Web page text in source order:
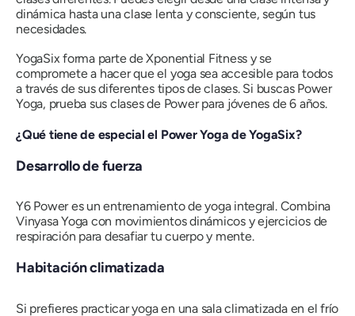
dinámica hasta una clase lenta y consciente, según tus
necesidades.
YogaSix forma parte de Xponential Fitness y se
compromete a hacer que el yoga sea accesible para todos
a través de sus diferentes tipos de clases. Si buscas Power
Yoga, prueba sus clases de Power para jóvenes de 6 años.
¿Qué tiene de especial el Power Yoga de YogaSix?
Desarrollo de fuerza
Y6 Power es un entrenamiento de yoga integral. Combina
Vinyasa Yoga con movimientos dinámicos y ejercicios de
respiración para desafiar tu cuerpo y mente.
Habitación climatizada
Si prefieres practicar yoga en una sala climatizada en el frío